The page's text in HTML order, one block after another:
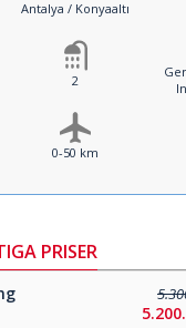
Antalya / Konyaaltı
2
0-50 km
PRISER